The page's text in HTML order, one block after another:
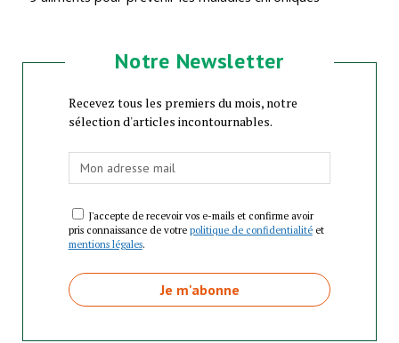
Notre Newsletter
Recevez tous les premiers du mois, notre
sélection d'articles incontournables.
J'accepte de recevoir vos e-mails et confirme avoir
pris connaissance de votre politique de confidentialitéet
mentions légales.